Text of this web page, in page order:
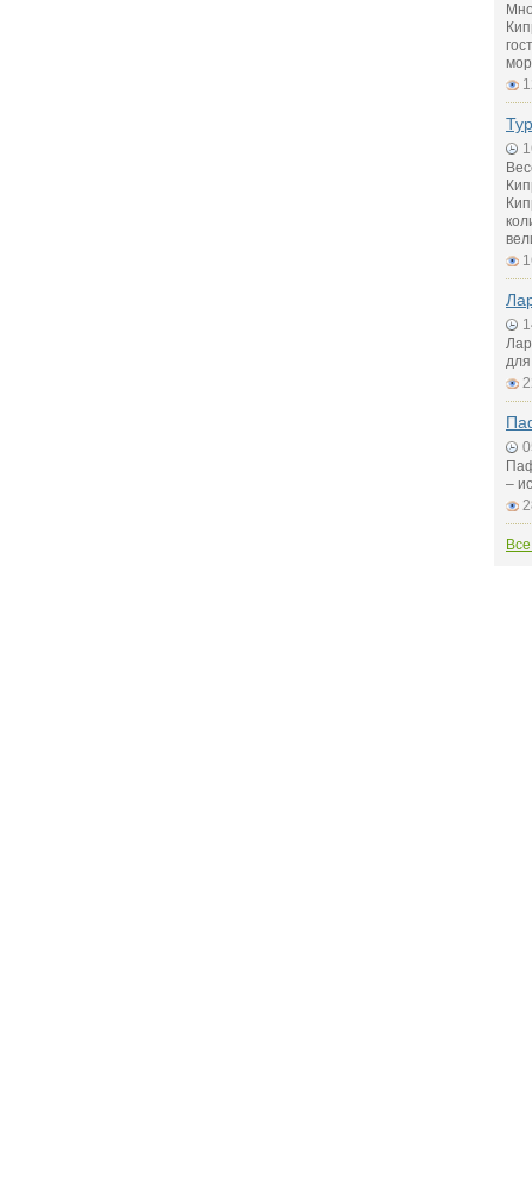
–